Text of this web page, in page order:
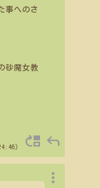
事へのさ
砂魔女教
） move_up reply
more_vert